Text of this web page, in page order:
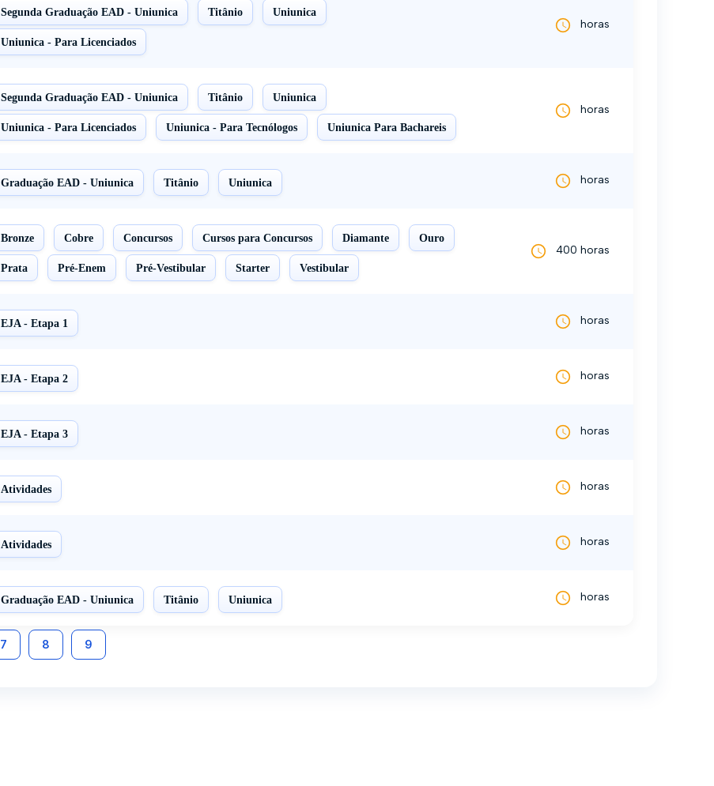
Segunda Graduação EAD - Uniunica Titânio Uniunica
Uniunica - Para Licenciados
horas
Segunda Graduação EAD - Uniunica Titânio Uniunica
Uniunica - Para Licenciados Uniunica - Para Tecnólogos Uniunica Para Bachareis
horas
Graduação EAD - Uniunica Titânio Uniunica horas
Bronze Cobre Concursos Cursos para Concursos Diamante Ouro
Prata Pré-Enem Pré-Vestibular Starter Vestibular
400 horas
EJA - Etapa 1 horas
EJA - Etapa 2 horas
EJA - Etapa 3 horas
Atividades horas
Atividades horas
Graduação EAD - Uniunica Titânio Uniunica horas
7 8 9